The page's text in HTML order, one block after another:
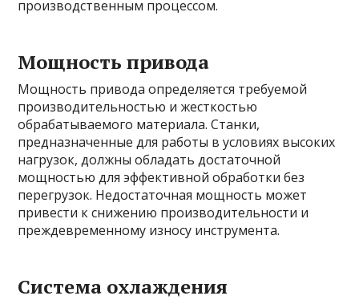
производственным процессом.
Мощность привода
Мощность привода определяется требуемой
производительностью и жесткостью
обрабатываемого материала. Станки,
предназначенные для работы в условиях высоких
нагрузок, должны обладать достаточной
мощностью для эффективной обработки без
перегрузок. Недостаточная мощность может
привести к снижению производительности и
преждевременному износу инструмента.
Система охлаждения